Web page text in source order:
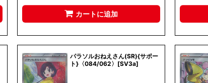
カートに追加
パラソルおねえさん(SR){サポー
ト}〈084/062〉[SV3a]